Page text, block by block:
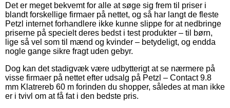
Det er meget bekvemt for alle at søge sig frem til priser i
blandt forskellige firmaer på nettet, og så har langt de fleste
Petzl internet forhandlere ikke kunne slippe for at nedbringe
priserne på specielt deres bedst i test produkter – til børn,
lige så vel som til mænd og kvinder – betydeligt, og endda
nogle gange sikre fragt uden gebyr.
Dog kan det stadigvæk være udbytterigt at se nærmere på
visse firmaer på nettet efter udsalg på Petzl – Contact 9.8
mm Klatrereb 60 m forinden du shopper, således at man ikke
er i tvivl om at få fat i den bedste pris.